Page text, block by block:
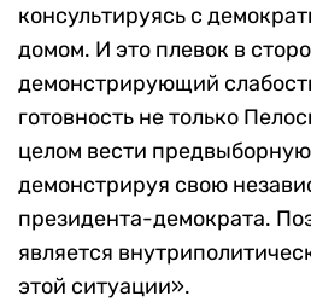
консультируясь с
домом. И это плевок в
демонстрирующий
готовность не только
целом вести
демонстрируя свою
президента-демократа.
является
этой ситуации».